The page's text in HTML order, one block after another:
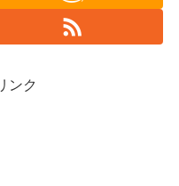
ンク